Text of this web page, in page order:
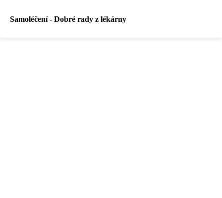
Samoléčení - Dobré rady z lékárny